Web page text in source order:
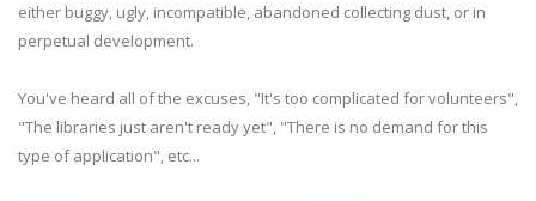
either buggy, ugly, incompatible, abandoned collecting dust, or in
perpetual development.
You've heard all of the excuses, "It's too complicated for volunteers",
"The libraries just aren't ready yet", "There is no demand for this
type of application", etc...